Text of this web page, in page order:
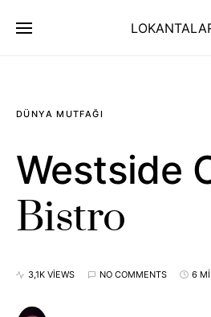
DÜNYA MUTFAĞI
Westside
Bistro
3,1K VIEWS NO COMMENTS 6